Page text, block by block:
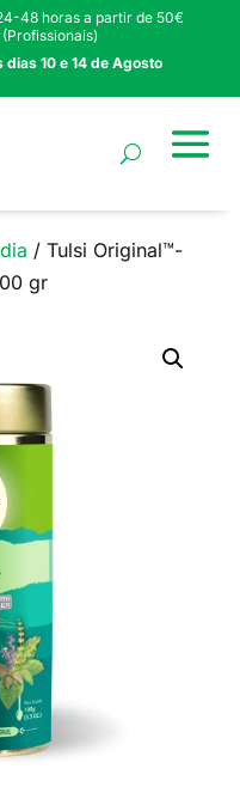
48 horas a partir de 50€
10 e 14 de Agosto
/ Tulsi Original™-
gr